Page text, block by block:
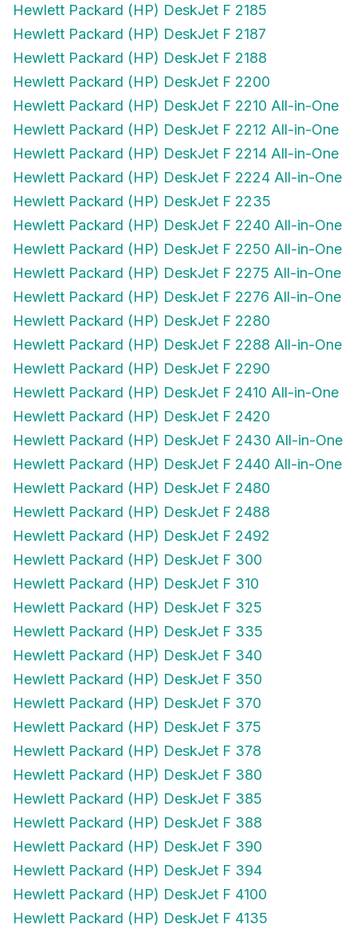
Hewlett Packard (HP) DeskJet F 2185
Hewlett Packard (HP) DeskJet F 2187
Hewlett Packard (HP) DeskJet F 2188
Hewlett Packard (HP) DeskJet F 2200
Hewlett Packard (HP) DeskJet F 2210 All-in-One
Hewlett Packard (HP) DeskJet F 2212 All-in-One
Hewlett Packard (HP) DeskJet F 2214 All-in-One
Hewlett Packard (HP) DeskJet F 2224 All-in-One
Hewlett Packard (HP) DeskJet F 2235
Hewlett Packard (HP) DeskJet F 2240 All-in-One
Hewlett Packard (HP) DeskJet F 2250 All-in-One
Hewlett Packard (HP) DeskJet F 2275 All-in-One
Hewlett Packard (HP) DeskJet F 2276 All-in-One
Hewlett Packard (HP) DeskJet F 2280
Hewlett Packard (HP) DeskJet F 2288 All-in-One
Hewlett Packard (HP) DeskJet F 2290
Hewlett Packard (HP) DeskJet F 2410 All-in-One
Hewlett Packard (HP) DeskJet F 2420
Hewlett Packard (HP) DeskJet F 2430 All-in-One
Hewlett Packard (HP) DeskJet F 2440 All-in-One
Hewlett Packard (HP) DeskJet F 2480
Hewlett Packard (HP) DeskJet F 2488
Hewlett Packard (HP) DeskJet F 2492
Hewlett Packard (HP) DeskJet F 300
Hewlett Packard (HP) DeskJet F 310
Hewlett Packard (HP) DeskJet F 325
Hewlett Packard (HP) DeskJet F 335
Hewlett Packard (HP) DeskJet F 340
Hewlett Packard (HP) DeskJet F 350
Hewlett Packard (HP) DeskJet F 370
Hewlett Packard (HP) DeskJet F 375
Hewlett Packard (HP) DeskJet F 378
Hewlett Packard (HP) DeskJet F 380
Hewlett Packard (HP) DeskJet F 385
Hewlett Packard (HP) DeskJet F 388
Hewlett Packard (HP) DeskJet F 390
Hewlett Packard (HP) DeskJet F 394
Hewlett Packard (HP) DeskJet F 4100
Hewlett Packard (HP) DeskJet F 4135